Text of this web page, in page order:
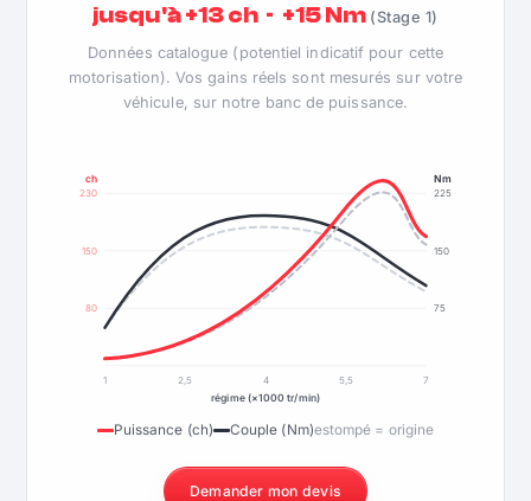
jusqu'à +13 ch · +15 Nm (Stage 1)
Données catalogue (potentiel indicatif pour cette
motorisation). Vos gains réels sont mesurés sur votre
véhicule, sur notre banc de puissance.
80
150
230
75
150
225
ch Nm
1 2,5 4 5,5
7
régime (×1000 tr/min)
Puissance (ch) Couple (Nm)estompé = origine
Demander mon devis